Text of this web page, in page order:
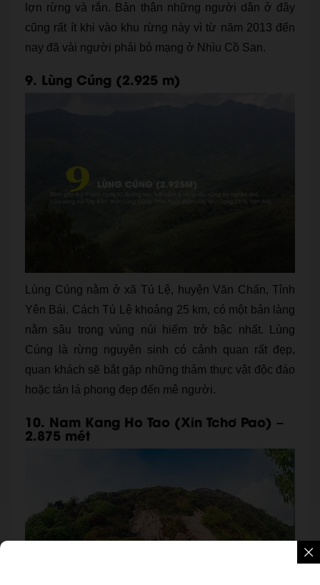
lợn rừng và rắn. Bản thân những người dân ở đây
cũng rất ít khi vào khu rừng này vì từ năm 2013 đến
nay đã vài người phải bỏ mạng ở Nhìu Cồ San.
9. Lùng Cúng (2.925 m)
Lùng Cúng nằm ở xã Tú Lệ, huyện Văn Chấn, Tỉnh
Yên Bái. Cách Tú Lệ khoảng 25 km, có một bản làng
nằm sâu trong vùng núi hiểm trở bậc nhất. Lùng
Cúng là rừng nguyên sinh có cảnh quan rất đẹp,
quan khách sẽ bắt gặp những thảm thực vật độc đáo
hoặc tán lá phong đẹp đến mê người.
10. Nam Kang Ho Tao (Xin Tchơ Pao) –
2.875 mét